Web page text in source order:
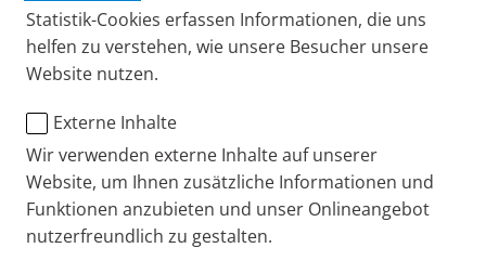
Statistik-Cookies erfassen Informationen, die uns
helfen zu verstehen, wie unsere Besucher unsere
Website nutzen.
Externe Inhalte
Wir verwenden externe Inhalte auf unserer
Website, um Ihnen zusätzliche Informationen und
Funktionen anzubieten und unser Onlineangebot
nutzerfreundlich zu gestalten.
Das PARI Prüfgerät eignet sich übrigens auch zur
Überprüfung von PARI Kompressoren im Rahmen
Ersatzteile
Gebrauchsanweisung
PARI Prüfgerät PG041
Bestell-Nr.: 007B0001